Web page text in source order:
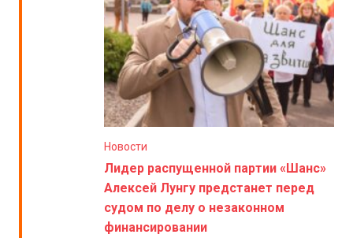
Новости
Лидер распущенной партии «Шанс»
Алексей Лунгу предстанет перед
судом по делу о незаконном
финансировании